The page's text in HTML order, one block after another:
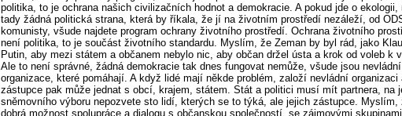
politika, to je ochrana našich civilizačních hodnot a demokracie. A pokud jde o ekologii,
tady žádná politická strana, která by říkala, že jí na životním prostředí nezáleží, od
komunisty, všude najdete program ochrany životního prostředí. Ochrana životního
není politika, to je součást životního standardu. Myslím, že Zeman by byl rád, jako
Putin, aby mezi státem a občanem nebylo nic, aby občan držel ústa a krok od voleb k
Ale to není správné, žádná demokracie tak dnes fungovat nemůže, všude jsou nevládní
organizace, které pomáhají. A když lidé mají někde problém, založí nevládní organizaci
zástupce pak může jednat s obcí, krajem, státem. Stát a politici musí mít partnera, na
sněmovního výboru nepozvete sto lidí, kterých se to týká, ale jejich zástupce. Myslím,
dobrá možnost spolupráce a dialogu s občanskou společností, se zájmovými